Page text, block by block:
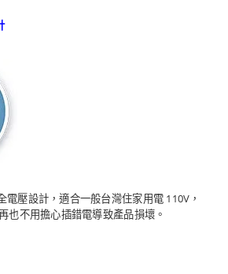
電壓設計，適合一般台灣住家用電 110V，
也不用擔心插錯電導致產品損壞。